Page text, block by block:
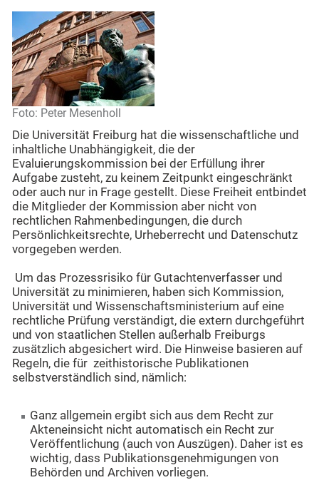
Foto: Peter Mesenholl
Die Universität Freiburg hat die wissenschaftliche und
inhaltliche Unabhängigkeit, die der
Evaluierungskommission bei der Erfüllung ihrer
Aufgabe zusteht, zu keinem Zeitpunkt eingeschränkt
oder auch nur in Frage gestellt. Diese Freiheit entbindet
die Mitglieder der Kommission aber nicht von
rechtlichen Rahmenbedingungen, die durch
Persönlichkeitsrechte, Urheberrecht und Datenschutz
vorgegeben werden.
Um das Prozessrisiko für Gutachtenverfasser und
Universität zu minimieren, haben sich Kommission,
Universität und Wissenschaftsministerium auf eine
rechtliche Prüfung verständigt, die extern durchgeführt
und von staatlichen Stellen außerhalb Freiburgs
zusätzlich abgesichert wird. Die Hinweise basieren auf
Regeln, die für zeithistorische Publikationen
selbstverständlich sind, nämlich:
Ganz allgemein ergibt sich aus dem Recht zur
Akteneinsicht nicht automatisch ein Recht zur
Veröffentlichung (auch von Auszügen). Daher ist es
wichtig, dass Publikationsgenehmigungen von
Behörden und Archiven vorliegen.